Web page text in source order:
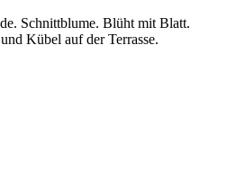
Schnittblume. Blüht mit Blatt.
Kübel auf der Terrasse.